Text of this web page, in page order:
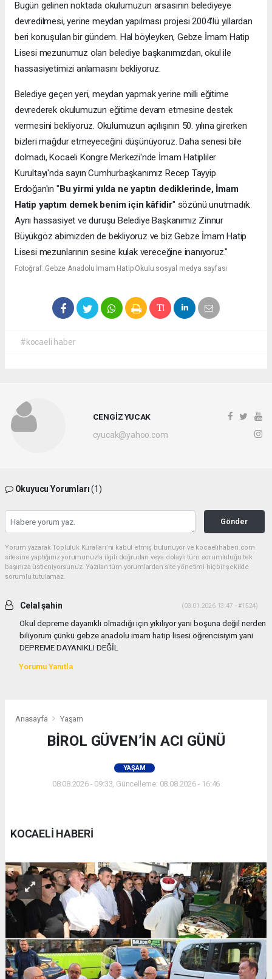
Bugün gelinen noktada okulumuzun arsasının belediyeye
devredilmesi, yerine meydan yapılması projesi 2004'lü yıllardan
beri konuşulan bir gündem. Hal böyleyken, Gebze İmam Hatip
Lisesi mezunumuz olan belediye başkanımızdan, okul ile
hassasiyetimizi anlamasını bekliyoruz.
Belediye geçen yeri, meydan yapmak yerine milli eğitime
devrederek okulumuzun eğitime devam etmesine destek
vermesini bekliyoruz. Okulumuzun açılışının 50. yılına girerken
bizleri mağdur etmeyeceğini düşünüyoruz. Daha senesi bile
dolmadı, Kocaeli Kongre Merkezi'nde İmam Hatipliler
Kurultayı'nda sayın Cumhurbaşkanımız Recep Tayyip
Erdoğan'ın "Bu yirmi yılda ne yaptın dediklerinde, İmam
Hatip yaptım demek benim için kâfidir" sözünü unutmadık.
Aynı hassasiyet ve duruşu Belediye Başkanımız Zinnur
Büyükgöz abimizden de bekliyoruz ve biz Gebze İmam Hatip
Lisesi mezunlarının sesine kulak vereceğine inanıyoruz."
Fotoğraf: Gebze Anadolu İmam Hatip Okulu sosyal medya sayfası
#kocaeli haber
CENGİZ YUCAK
cyucak@yahoo.com
Okuyucu Yorumları(1)
Gönder
Yorum yazarak Topluluk Kuralları’nı kabul etmiş bulunuyor ve kocaelihaberi.com
sitesine yaptığınız yorumunuzla ilgili doğrudan veya dolaylı tüm sorumluluğu tek
başınıza üstleniyorsunuz. Yazılan tüm yorumlardan site yönetimi hiçbir şekilde
sorumlu tutulamaz.
Celal şahin (03.01.2026 13:47 - #1524)
Okul depreme dayanıklı olmadığı için yıkılıyor yani boşuna değil nerden
biliyorum çünkü gebze anadolu imam hatip lisesi öğrencisiyim yani
DEPREME DAYANIKLI DEĞİL
Yorumu Yanıtla
Anasayfa Yaşam
BİROL GÜVEN’İN ACI GÜNÜ
YAŞAM
08.08.2026 - 09:33, Güncelleme: 08.08.2026 - 16:46
KOCAELİ HABERİ